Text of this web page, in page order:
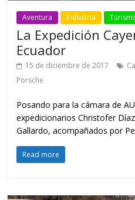
Aventura Industria
La Expedición
Ecuador
15 de diciembre de 2017
Porsche
Posando para la cámara de
expedicionarios Christofer
Gallardo, acompañados por
Read more